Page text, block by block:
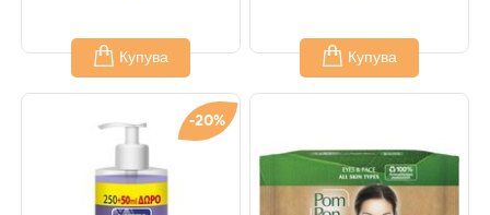
Купува Купува
-20%